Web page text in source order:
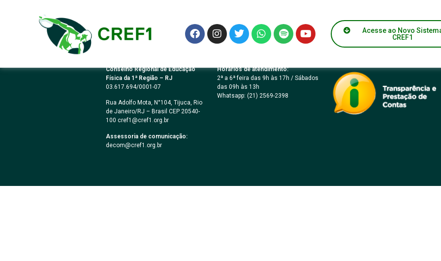
Acesse ao Novo
CREF1
CONCORRÊNCIA 01/2014
Conselho Regional de Educação
Física da 1ª Região – RJ
03.617.694/0001-07
Rua Adolfo Mota, N°104, Tijuca, Rio
de Janeiro/RJ – Brasil CEP 20540-
100 cref1@cref1.org.br
Assessoria de comunicação:
decom@cref1.org.br
Horários de atendimento:
2ª a 6ª feira das 9h às 17h / Sábados
das 09h às 13h
Whatsapp: (21) 2569-2398